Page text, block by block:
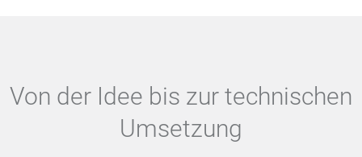
Von der Idee bis zur technischen
Umsetzung